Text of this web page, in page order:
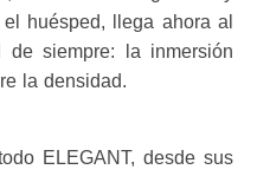
huésped, llega ahora al
de siempre: la inmersión
la densidad.
ELEGANT, desde sus